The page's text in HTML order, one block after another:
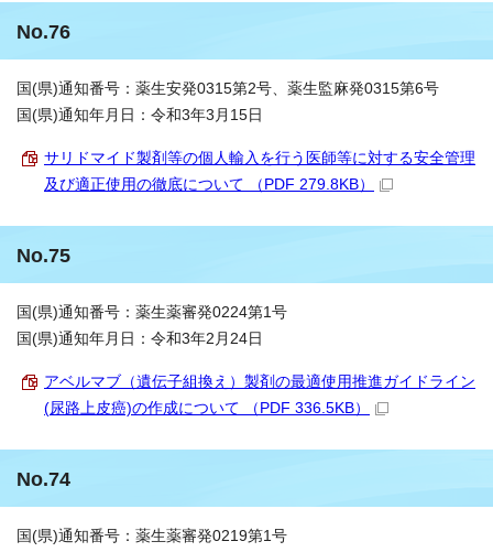
No.76
国(県)通知番号：薬生安発0315第2号、薬生監麻発0315第6号
国(県)通知年月日：令和3年3月15日
サリドマイド製剤等の個人輸入を行う医師等に対する安全管理
及び適正使用の徹底について （PDF 279.8KB）
No.75
国(県)通知番号：薬生薬審発0224第1号
国(県)通知年月日：令和3年2月24日
アベルマブ（遺伝子組換え）製剤の最適使用推進ガイドライン
(尿路上皮癌)の作成について （PDF 336.5KB）
No.74
国(県)通知番号：薬生薬審発0219第1号